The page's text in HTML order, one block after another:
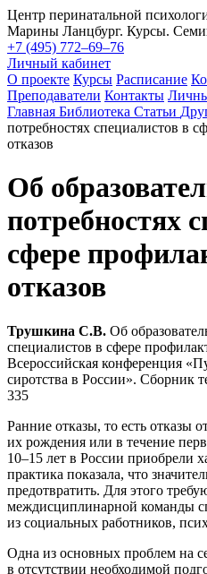
Центр перинатальной
Марины Ланцбург. Курсы.
+7 (495) 772–69–76
Личный кабинет
О проекте Курсы Расписание
Преподаватели Контакты
Главная Библиотека Статьи
потребностях специалистов в
отказов
Об
потребностях
сфере
отказов
Трушкина С.В. Об
специалистов в сфере
Всероссийская конференция
сиротства в России». Сборник
335
Ранние отказы, то есть отказы
их рождения или в течение
10–15 лет в России приобрели
практика показала, что
предотвратить. Для этого
междисциплинарной команды
из социальных работников,
Одна из основных проблем на
в отсутствии необходимой